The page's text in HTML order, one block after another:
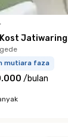
mutiara faza
/bulan